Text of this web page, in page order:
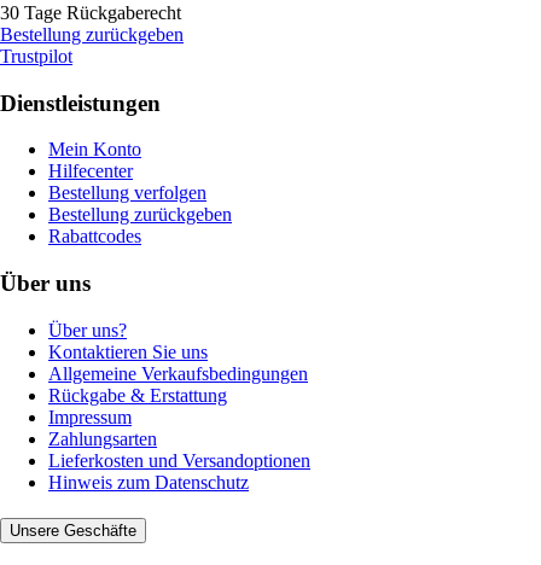
30 Tage Rückgaberecht
Bestellung zurückgeben
Trustpilot
Dienstleistungen
Mein Konto
Hilfecenter
Bestellung verfolgen
Bestellung zurückgeben
Rabattcodes
Über uns
Über uns?
Kontaktieren Sie uns
Allgemeine Verkaufsbedingungen
Rückgabe & Erstattung
Impressum
Zahlungsarten
Lieferkosten und Versandoptionen
Hinweis zum Datenschutz
Unsere Geschäfte